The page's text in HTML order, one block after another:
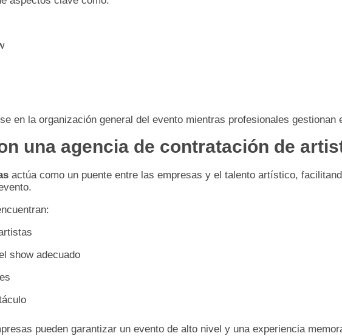
en la organización general del evento mientras profesionales gestionan
una agencia de contratación de
actúa como un puente entre las empresas y el talento artístico,
show adecuado
pueden garantizar un evento de alto nivel y una experiencia